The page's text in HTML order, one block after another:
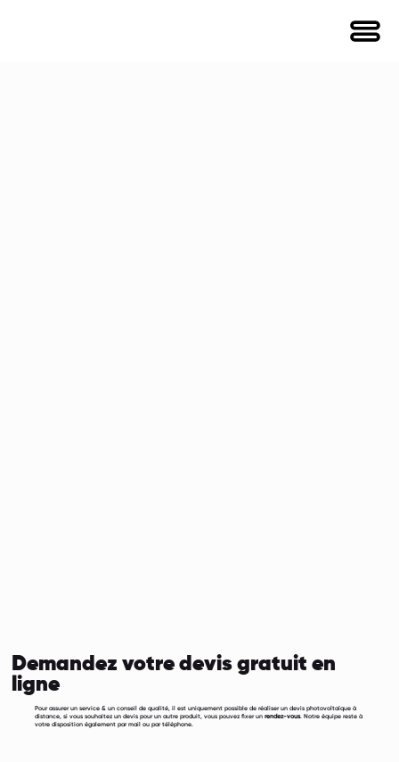
Demandez votre devis gratuit en
ligne
Pour assurer un service & un conseil de qualité, il est uniquement possible de réaliser un devis photovoltaïque à
distance, si vous souhaitez un devis pour un autre produit, vous pouvez fixer unrendez-vous. Notre équipe reste à
votre disposition également par mail ou par téléphone.